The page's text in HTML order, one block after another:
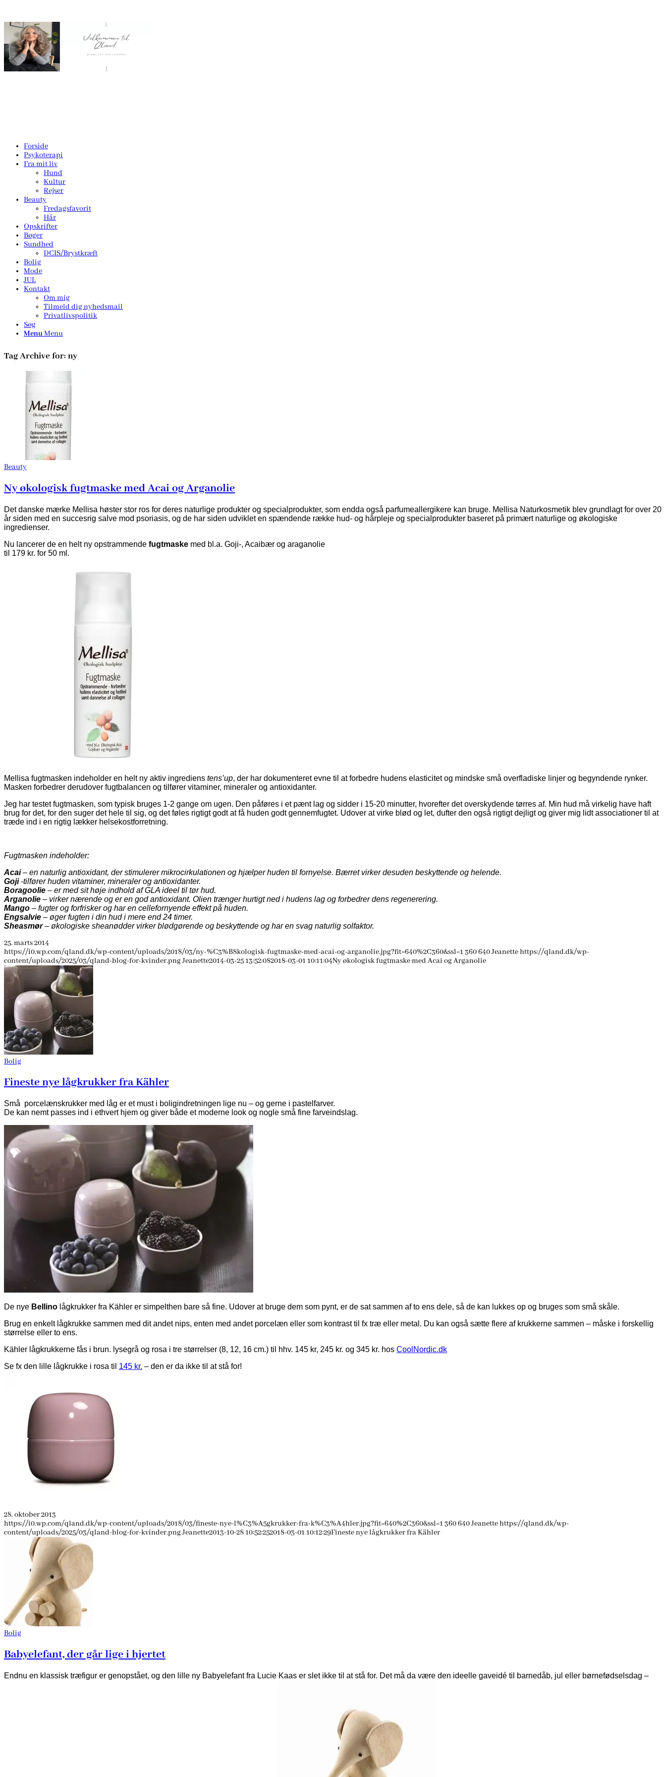
Forside
Psykoterapi
Fra mit liv
Hund
Kultur
Rejser
Beauty
Fredagsfavorit
Hår
Opskrifter
Bøger
Sundhed
DCIS/Brystkræft
Bolig
Mode
JUL
Kontakt
Om mig
Tilmeld dig nyhedsmail
Privatlivspolitik
Søg
MenuMenu
Tag Archive for: ny
Beauty
Ny økologisk fugtmaske med Acai og Arganolie
Det danske mærke Mellisa høster stor ros for deres naturlige produkter og specialprodukter, som endda også parfumeallergikere kan bruge. Mellisa Naturkosmetik blev grundlagt for over 20
år siden med en succesrig salve mod psoriasis, og de har siden udviklet en spændende række hud- og hårpleje og specialprodukter baseret på primært naturlige og økologiske
ingredienser.
Nu lancerer de en helt ny opstrammende fugtmaske med bl.a. Goji-, Acaibær og araganolie
til 179 kr. for 50 ml.
Mellisa fugtmasken indeholder en helt ny aktiv ingrediens tens’up, der har dokumenteret evne til at forbedre hudens elasticitet og mindske små overfladiske linjer og begyndende rynker.
Masken forbedrer derudover fugtbalancen og tilfører vitaminer, mineraler og antioxidanter.
Jeg har testet fugtmasken, som typisk bruges 1-2 gange om ugen. Den påføres i et pænt lag og sidder i 15-20 minutter, hvorefter det overskydende tørres af. Min hud må virkelig have haft
brug for det, for den suger det hele til sig, og det føles rigtigt godt at få huden godt gennemfugtet. Udover at virke blød og let, dufter den også rigtigt dejligt og giver mig lidt associationer til at
træde ind i en rigtig lækker helsekostforretning.
Fugtmasken indeholder:
Acai– en naturlig antioxidant, der stimulerer mikrocirkulationen og hjælper huden til fornyelse. Bærret virker desuden beskyttende og helende.
Goji-tilfører huden vitaminer, mineraler og antioxidanter.
Boragoolie – er med sit høje indhold af GLA ideel til tør hud.
Arganolie – virker nærende og er en god antioxidant. Olien trænger hurtigt ned i hudens lag og forbedrer dens regenerering.
Mango – fugter og forfrisker og har en cellefornyende effekt på huden.
Engsalvie – øger fugten i din hud i mere end 24 timer.
Sheasmør– økologiske sheanødder virker blødgørende og beskyttende og har en svag naturlig solfaktor.
25. marts 2014
https://i0.wp.com/qland.dk/wp-content/uploads/2018/03/ny-%C3%B8kologisk-fugtmaske-med-acai-og-arganolie.jpg?fit=640%2C360&ssl=1 360640Jeanettehttps://qland.dk/wp-
content/uploads/2025/03/qland-blog-for-kvinder.pngJeanette2014-03-25 13:52:082018-03-01 10:11:04Ny økologisk fugtmaske med Acai og Arganolie
Bolig
Fineste nye lågkrukker fra Kähler
Små porcelænskrukker med låg er et must i boligindretningen lige nu – og gerne i pastelfarver.
De kan nemt passes ind i ethvert hjem og giver både et moderne look og nogle små fine farveindslag.
De nye Bellino lågkrukker fra Kähler er simpelthen bare så fine. Udover at bruge dem som pynt, er de sat sammen af to ens dele, så de kan lukkes op og bruges som små skåle.
Brug en enkelt lågkrukke sammen med dit andet nips, enten med andet porcelæn eller som kontrast til fx træ eller metal. Du kan også sætte flere af krukkerne sammen – måske i forskellig
størrelse eller to ens.
Kähler lågkrukkerne fås i brun. lysegrå og rosa i tre størrelser (8, 12, 16 cm.) til hhv. 145 kr, 245 kr. og 345 kr. hos CoolNordic.dk
Se fx den lille lågkrukke i rosa til 145 kr. – den er da ikke til at stå for!
28. oktober 2013
https://i0.wp.com/qland.dk/wp-content/uploads/2018/03/fineste-nye-l%C3%A5gkrukker-fra-k%C3%A4hler.jpg?fit=640%2C360&ssl=1 360640Jeanettehttps://qland.dk/wp-
content/uploads/2025/03/qland-blog-for-kvinder.pngJeanette2013-10-28 10:52:252018-03-01 10:12:29Fineste nye lågkrukker fra Kähler
Bolig
Babyelefant, der går lige i hjertet
Endnu en klassisk træfigur er genopstået, og den lille ny Babyelefant fra Lucie Kaas er slet ikke til at stå for. Det må da være den ideelle gaveidé til barnedåb, jul eller børnefødselsdag –